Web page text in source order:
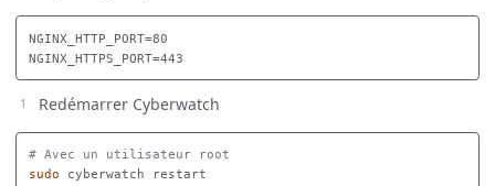
NGINX_HTTP_PORT=80
Redémarrer Cyberwatch
# Avec un utilisateur root
sudo
cyberwatch restart